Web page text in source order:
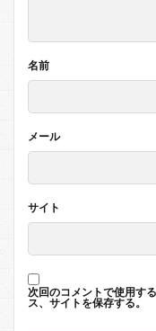
名前
メール
サイト
次回のコメントで使用す
ス、サイトを保存する。